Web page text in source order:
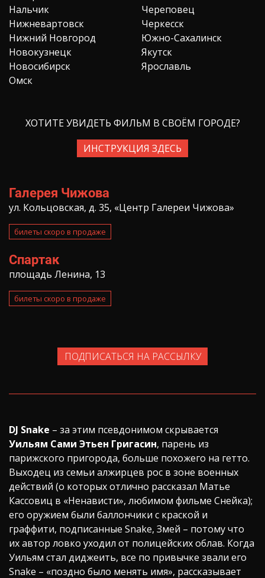
Нальчик
Нижневартовск
Нижний Новгород
Новокузнецк
Новосибирск
Омск
Череповец
Черкесск
Южно-Сахалинск
Якутск
Ярославль
ХОТИТЕ УВИДЕТЬ ФИЛЬМ В СВОЁМ ГОРОДЕ?
ИНСТРУКЦИЯ ЗДЕСЬ
Галерея Чижова
ул. Кольцовская, д. 35, «Центр Галереи Чижова»
билеты скоро в продаже
Спартак
площадь Ленина, 13
билеты скоро в продаже
ПОДПИСАТЬСЯ НА РАССЫЛКУ
DJ Snake – за этим псевдонимом скрывается
Уильям Сами Этьен Григасин, парень из
парижского пригорода, больше похожего на гетто.
Выходец из семьи алжирцев рос в зоне военных
действий (о которых отлично рассказал Матье
Кассовиц в «Ненависти», любимом фильме Снейка);
его оружием были баллончики с краской и
граффити, подписанные Snake, Змей – потому что
их автор ловко уходил от полицейских облав. Когда
Уильям стал диджеить, все по привычке звали его
Snake – «поздно было менять имя», рассказывает